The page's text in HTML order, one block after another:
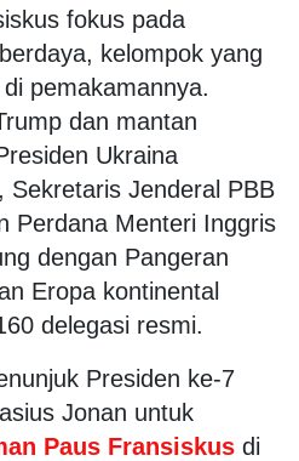
fokus pada
kelompok yang
pemakamannya.
dan mantan
Ukraina
Sekretaris Jenderal PBB
Perdana Menteri Inggris
dengan Pangeran
Eropa kontinental
delegasi resmi.
Presiden ke-7
Jonan untuk
Paus Fransiskus di